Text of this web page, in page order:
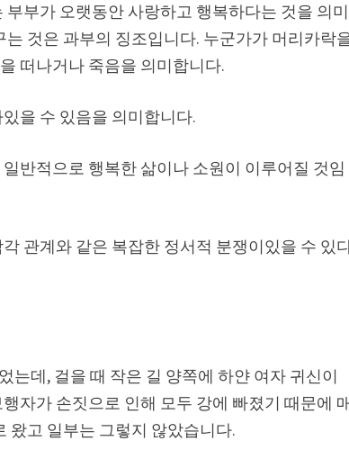
부가 오랫동안 사랑하고 행복하다는 것을 의미
것은 과부의 징조입니다. 누군가가 머리카락
떠나거나 죽음을 의미합니다.
을 수 있음을 의미합니다.
반적으로 행복한 삶이나 소원이 이루어질 것임
관계와 같은 복잡한 정서적 분쟁이있을 수 있
는데, 걸을 때 작은 길 양쪽에 하얀 여자 귀신이
자가 손짓으로 인해 모두 강에 빠졌기 때문에
왔고 일부는 그렇지 않았습니다.